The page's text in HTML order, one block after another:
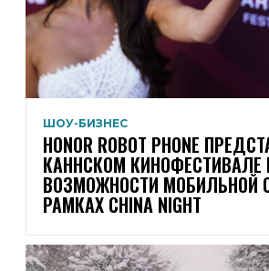
ШОУ-БИЗНЕС
HONOR ROBOT PHONE
КАННСКОМ КИНОФЕСТИВАЛЕ
ВОЗМОЖНОСТИ МОБИЛЬНОЙ
РАМКАХ CHINA NIGHT